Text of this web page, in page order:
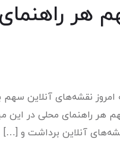
2019 و سهم هر راهنمای
امروز نقشه‌های آنلاین سهم
هر راهنمای محلی در این
آنلاین برداشت و […]